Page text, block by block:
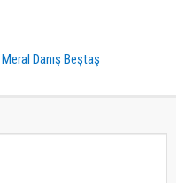
Meral Danış Beştaş